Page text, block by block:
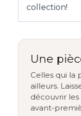
collection!
Une
Celles qui la
ailleurs.
découvrir
avant-